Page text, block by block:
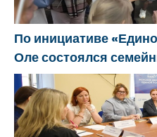
По инициативе
Оле состоялся